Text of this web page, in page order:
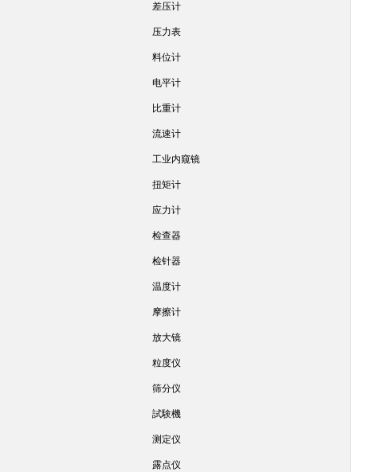
差压计
压力表
料位计
电平计
比重计
流速计
工业内窥镜
扭矩计
应力计
检查器
检针器
温度计
摩擦计
放大镜
粒度仪
筛分仪
試験機
测定仪
露点仪